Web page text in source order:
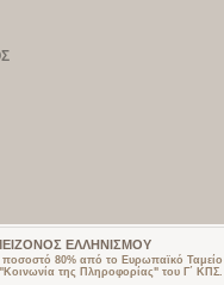
ΕΛΛΗΝΙΣΜΟΥ
ποσοστό 80% από το Ευρωπαϊκό
της Πληροφορίας" του Γ΄ ΚΠΣ.